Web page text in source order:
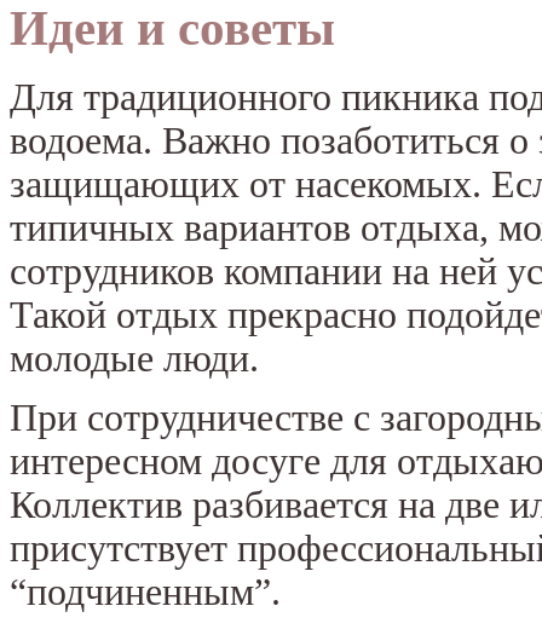
Идеи и советы
Для традиционного пикника
водоема. Важно позаботиться о
защищающих от насекомых.
типичных вариантов отдыха,
сотрудников компании на ней
Такой отдых прекрасно
молодые люди.
При сотрудничестве с
интересном досуге для
Коллектив разбивается на две
присутствует
“подчиненным”.